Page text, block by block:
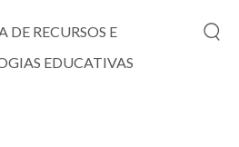
DE RECURSOS E
EDUCATIVAS